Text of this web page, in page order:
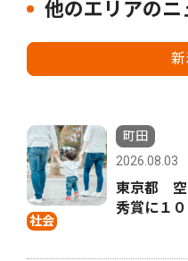
他のエリアのニ
社会
町田
2026.08.03
東京都 空
秀賞に１